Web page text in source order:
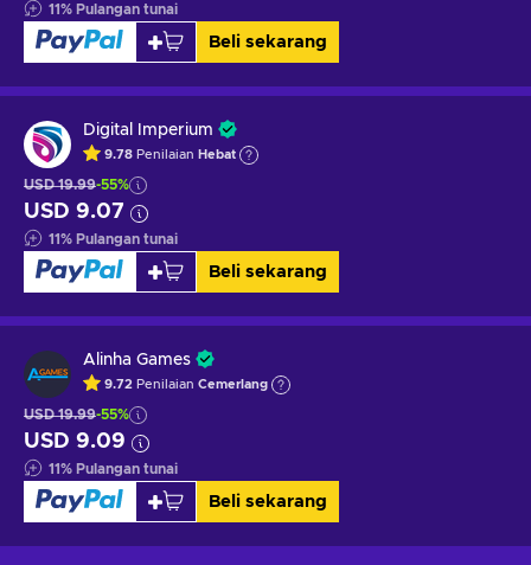
11% Pulangan tunai
Beli sekarang
Digital Imperium
9.78 Penilaian Hebat
USD 19.99-55%
USD 9.07
11% Pulangan tunai
Beli sekarang
Alinha Games
9.72 Penilaian Cemerlang
USD 19.99-55%
USD 9.09
11% Pulangan tunai
Beli sekarang